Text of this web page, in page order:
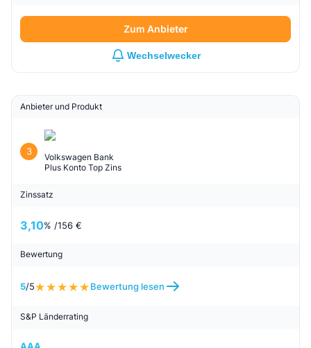
Zum Anbieter
Wechselwecker
Anbieter und Produkt
3
Volkswagen Bank
Plus Konto Top Zins
Zinssatz
3,10% /156 €
Bewertung
5/5 Bewertung lesen
S&P Länderrating